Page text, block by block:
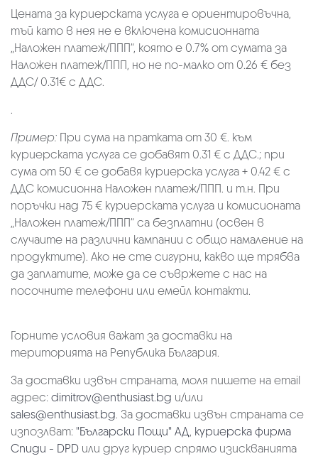
Цената за куриерската услуга е ориентировъчна,
тъй като в нея не е включена комисионната
„Наложен платеж/ППП“, която е 0.7% от сумата за
Наложен платеж/ППП, но не по-малко от 0.26 € без
ДДС/ 0.31€ с ДДС.
.
Пример: При сума на пратката от 30 €. към
куриерската услуга се добавят 0.31 € с ДДС.; при
сума от 50 € се добавя куриерска услуга + 0.42 € с
ДДС комисионна Наложен платеж/ППП. и т.н. При
поръчки над 75 € куриерската услуга и комисионата
„Наложен платеж/ППП“ са безплатни (освен в
случаите на различни кампании с общо намаление на
продуктите). Ако не сте сигурни, какво ще трябва
да заплатите, може да се съвржете с нас на
посочните телефони или емейл контакти.
Горните условия важат за доставки на
територията на Република България.
За доставки извън страната, моля пишете на email
адрес: dimitrov@enthusiast.bg и/или
sales@enthusiast.bg. За доставки извън страната се
изпозлват: "Български Пощи" АД, куриерска фирма
Спиди - DPD или друг куриер спрямо изискванията